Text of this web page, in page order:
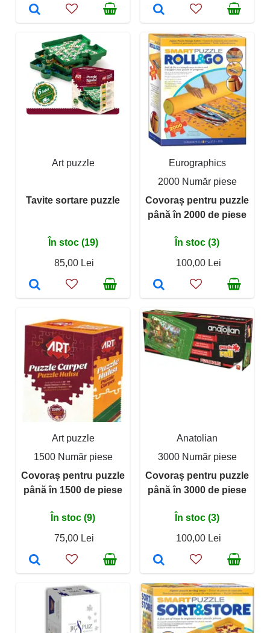
Art puzzle
Tavite sortare puzzle
În stoc (19)
85,00 Lei
Eurographics
2000 Număr piese
Covoraș pentru puzzle
până în 2000 de piese
În stoc (3)
100,00 Lei
Art puzzle
1500 Număr piese
Covoraș pentru puzzle
până în 1500 de piese
În stoc (9)
75,00 Lei
Anatolian
3000 Număr piese
Covoraș pentru puzzle
până în 3000 de piese
În stoc (3)
100,00 Lei